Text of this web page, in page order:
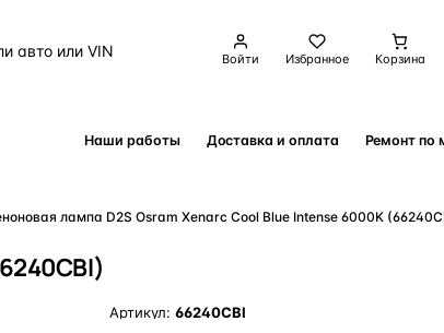
Войти Избранное Корзина
Наши работы Доставка и оплата Ремонт по
лампа D2S Osram Xenarc Cool Blue Intense 6000K
Артикул: 66240CBI